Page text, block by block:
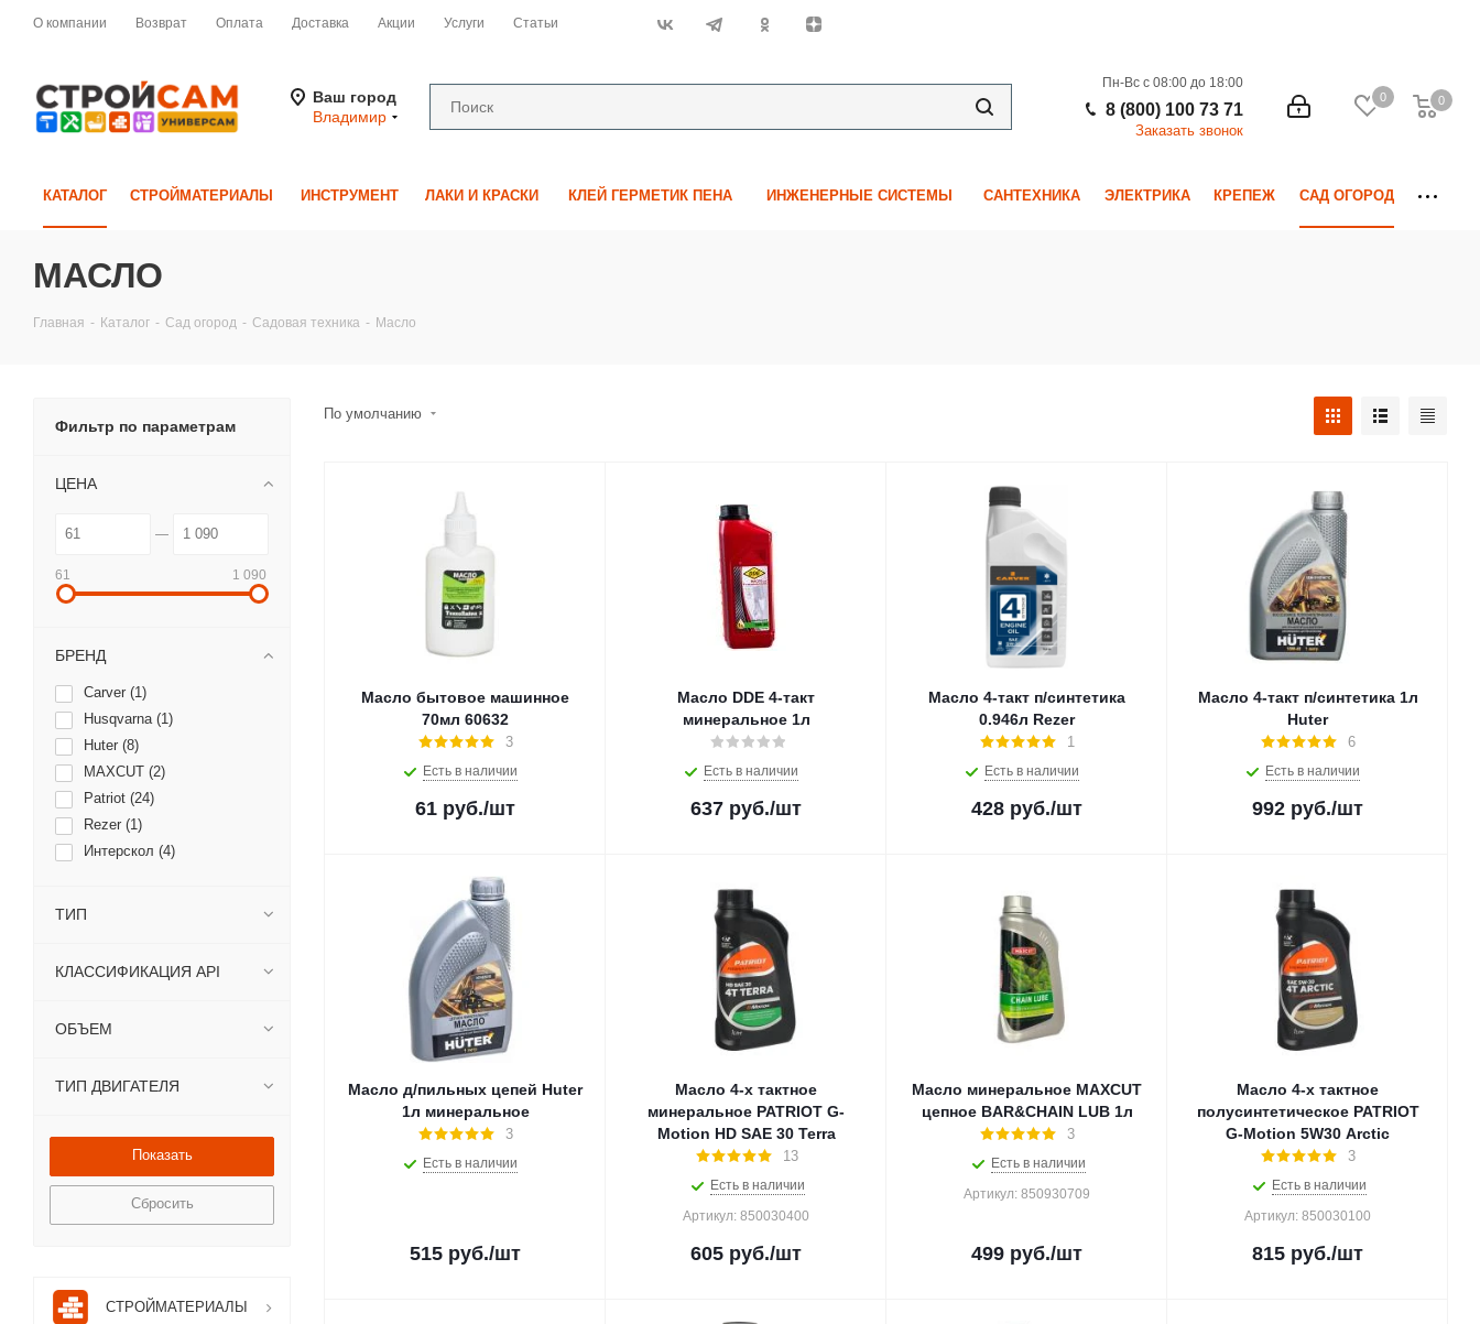
О компании Возврат Оплата Доставка Акции Услуги Статьи
Ваш город
Владимир
0 0
0
Пн-Вс с 08:00 до 18:00
8 (800) 100 73 71
Заказать звонок
КАТАЛОГ СТРОЙМАТЕРИАЛЫ ИНСТРУМЕНТ ЛАКИ И КРАСКИ КЛЕЙ ГЕРМЕТИК ПЕНА ИНЖЕНЕРНЫЕ СИСТЕМЫ САНТЕХНИКА ЭЛЕКТРИКА КРЕПЕЖ САД ОГОРОД
МАСЛО
Главная - Каталог - Сад огород - Садовая техника - Масло
По умолчанию
Масло бытовое машинное
70мл 60632
3
Есть в наличии
61 руб./шт
Масло DDE 4-такт
минеральное 1л
Есть в наличии
637 руб./шт
Масло 4-такт п/синтетика
0.946л Rezer
1
Есть в наличии
428 руб./шт
Масло 4-такт п/синтетика 1л
Huter
6
Есть в наличии
992 руб./шт
Масло д/пильных цепей Huter
1л минеральное
3
Есть в наличии
515 руб./шт
Масло 4-х тактное
минеральное PATRIOT G-
Motion HD SAE 30 Terra
13
Есть в наличии
Артикул: 850030400
605 руб./шт
Масло минеральное MAXCUT
цепное BAR&CHAIN LUB 1л
3
Есть в наличии
Артикул: 850930709
499 руб./шт
Масло 4-х тактное
полусинтетическое PATRIOT
G-Motion 5W30 Arctic
3
Есть в наличии
Артикул: 850030100
815 руб./шт
Фильтр по параметрам
ЦЕНА
61 1 090
БРЕНД
Carver (1)
Husqvarna (1)
Huter (8)
MAXCUT (2)
Patriot (24)
Rezer (1)
Интерскол (4)
ТИП
КЛАССИФИКАЦИЯ API
ОБЪЕМ
ТИП ДВИГАТЕЛЯ
Сбросить
СТРОЙМАТЕРИАЛЫ